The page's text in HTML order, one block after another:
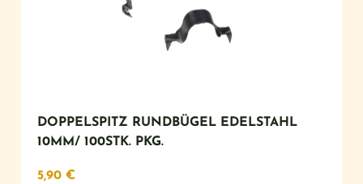
DOPPELSPITZ RUNDBÜGEL EDELSTAHL
10MM/ 100STK. PKG.
5,90 €